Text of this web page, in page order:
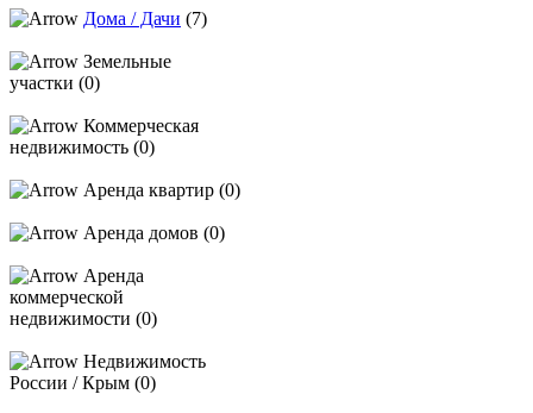
Дома / Дачи (7)
Земельные
участки (0)
Коммерческая
недвижимость (0)
Аренда квартир (0)
Аренда домов (0)
Аренда
коммерческой
недвижимости (0)
Недвижимость
России / Крым (0)